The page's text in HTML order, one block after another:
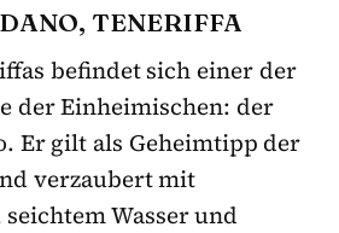
TENERIFFA
befindet sich einer der
der Einheimischen: der
Er gilt als Geheimtipp der
verzaubert mit
Wasser und